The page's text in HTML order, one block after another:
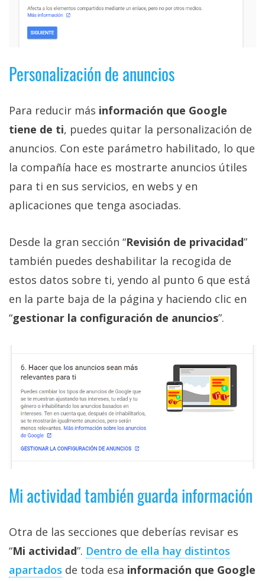
Personalización de anuncios
Para reducir más información que Google
tiene de ti, puedes quitar la personalización de
anuncios. Con este parámetro habilitado, lo que
la compañía hace es mostrarte anuncios útiles
para ti en sus servicios, en webs y en
aplicaciones que tenga asociadas.
Desde la gran sección “Revisión de privacidad”
también puedes deshabilitar la recogida de
estos datos sobre ti, yendo al punto 6 que está
en la parte baja de la página y haciendo clic en
“gestionar la configuración de anuncios”.
Mi actividad también guarda información
Otra de las secciones que deberías revisar es
“Mi actividad”. Dentro de ella hay distintos
apartados de toda esa información que Google